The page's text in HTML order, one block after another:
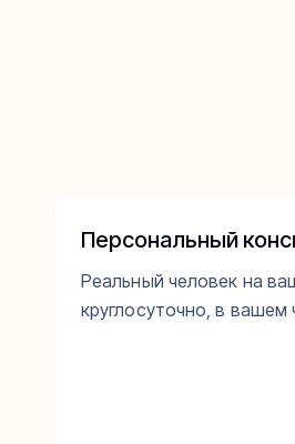
Персональный
Реальный человек на
круглосуточно, в вашем